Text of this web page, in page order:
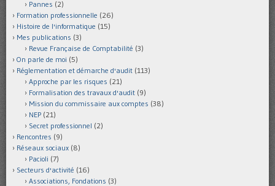
Pannes (2)
Formation professionnelle (26)
Histoire de l'informatique (15)
Mes publications (3)
Revue Française de Comptabilité (3)
On parle de moi (5)
Réglementation et démarche d'audit (113)
Approche par les risques (21)
Formalisation des travaux d'audit (9)
Mission du commissaire aux comptes (38)
NEP (21)
Secret professionnel (2)
Rencontres (9)
Réseaux sociaux (8)
Pacioli (7)
Secteurs d'activité (16)
Associations, Fondations (3)